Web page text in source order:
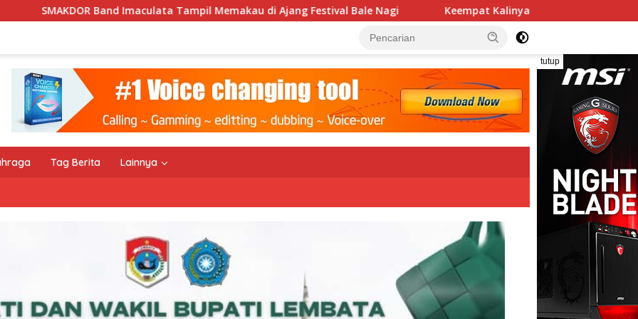
Tampil Memakau di Ajang Festival Bale Nagi Keempat Kalinya PN Lembata Kabulkan Eksepsi, Kado Songsong
tutup
Tag Berita Lainnya